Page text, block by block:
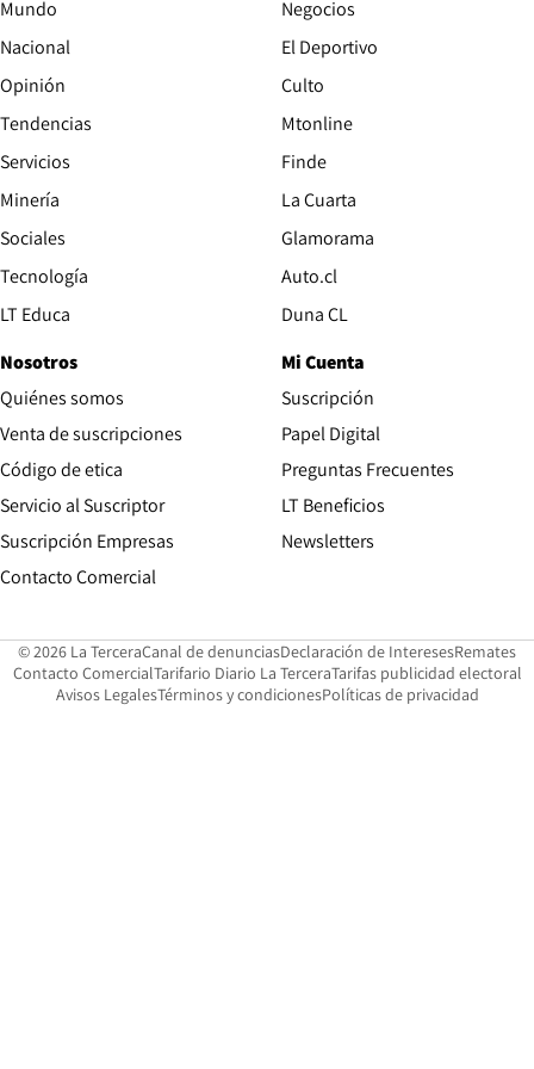
Mundo
Nacional
Opinión
Tendencias
Servicios
Minería
Sociales
Tecnología
LT Educa
Negocios
El Deportivo
Culto
Mtonline
Finde
La Cuarta
Glamorama
Auto.cl
Duna CL
Nosotros
Quiénes somos
Venta de suscripciones
Código de etica Opens in new window
Servicio al Suscriptor
Suscripción Empresas
Contacto Comercial
Mi Cuenta
Suscripción
Papel Digital
Preguntas Frecuentes
LT Beneficios
Newsletters
© 2026 La TerceraCanal de denunciasOpens in new window
Declaración de InteresesOpens in
Remates
Contacto ComercialOpens in new window
Tarifario Diario La TerceraOpens in new window
Tarifas publicidad electoral
Avisos LegalesOpens in new window
Términos y condicionesPolíticas de privacidad